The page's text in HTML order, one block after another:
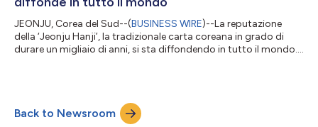
JEONJU, Corea del Sud--(BUSINESS WIRE)--La reputazione
della ‘Jeonju Hanji’, la tradizionale carta coreana in grado di
durare un migliaio di anni, si sta diffondendo in tutto il mondo.
del patrimonio archivistico e librario (ICRCPAL),
un’organizzazione italiana di prestigio mondiale specializzata
Back to Newsroom